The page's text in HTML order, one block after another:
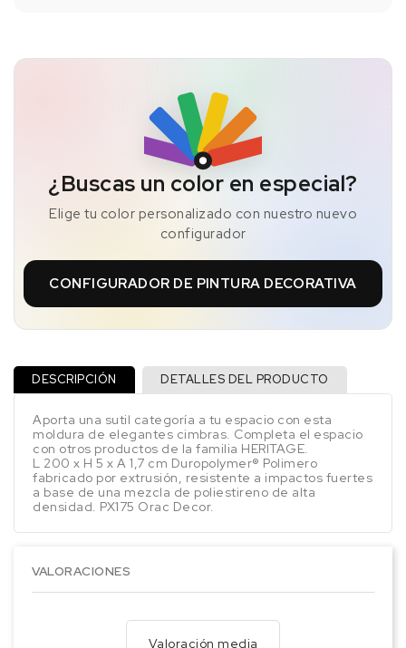
¿Buscas un color en especial?
Elige tu color personalizado con nuestro nuevo
configurador
CONFIGURADOR DE PINTURA DECORATIVA
DESCRIPCIÓN DETALLES DEL PRODUCTO
Aporta una sutil categoría a tu espacio con esta
moldura de elegantes cimbras. Completa el espacio
con otros productos de la familia HERITAGE.
L 200 x H 5 x A 1,7 cm Duropolymer® Polimero
fabricado por extrusión, resistente a impactos fuertes
a base de una mezcla de poliestireno de alta
densidad. PX175 Orac Decor.
VALORACIONES
Valoración media